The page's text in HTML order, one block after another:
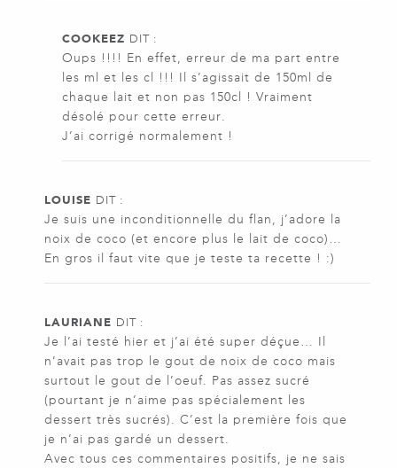
COOKEEZ DIT :
Oups !!!! En effet, erreur de ma part entre
les ml et les cl !!! Il s’agissait de 150ml de
chaque lait et non pas 150cl ! Vraiment
désolé pour cette erreur.
J’ai corrigé normalement !
LOUISE DIT :
Je suis une inconditionnelle du flan, j’adore la
noix de coco (et encore plus le lait de coco)…
En gros il faut vite que je teste ta recette ! :)
LAURIANE DIT :
Je l’ai testé hier et j’ai été super déçue… Il
n’avait pas trop le gout de noix de coco mais
surtout le gout de l’oeuf. Pas assez sucré
(pourtant je n’aime pas spécialement les
dessert très sucrés). C’est la première fois que
je n’ai pas gardé un dessert.
Avec tous ces commentaires positifs, je ne sais